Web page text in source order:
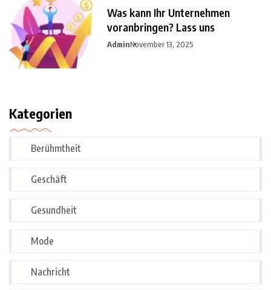
Was kann Ihr Unternehmen
voranbringen? Lass uns
AdminNovember 13, 2025
Kategorien
Berühmtheit
Geschäft
Gesundheit
Mode
Nachricht